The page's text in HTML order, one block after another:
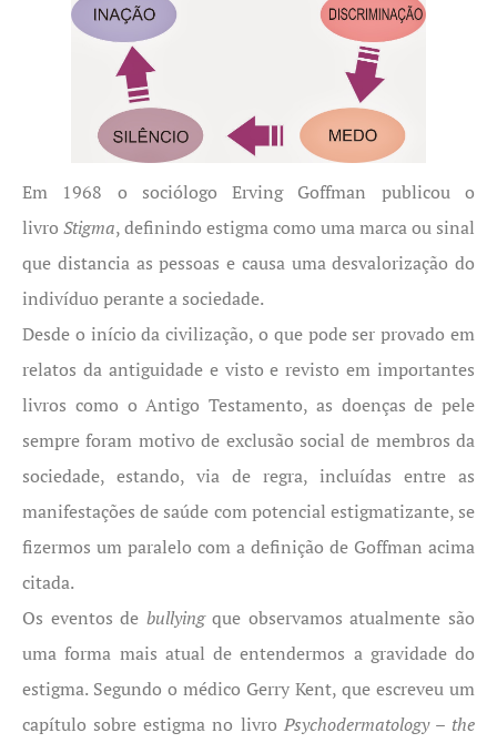
Em 1968 o sociólogo Erving Goffman publicou o
livro Stigma, definindo estigma como uma marca ou sinal
que distancia as pessoas e causa uma desvalorização do
indivíduo perante a sociedade.
Desde o início da civilização, o que pode ser provado em
relatos da antiguidade e visto e revisto em importantes
livros como o Antigo Testamento, as doenças de pele
sempre foram motivo de exclusão social de membros da
sociedade, estando, via de regra, incluídas entre as
manifestações de saúde com potencial estigmatizante, se
fizermos um paralelo com a definição de Goffman acima
citada.
Os eventos de bullyingque observamos atualmente são
uma forma mais atual de entendermos a gravidade do
estigma. Segundo o médico Gerry Kent, que escreveu um
capítulo sobre estigma no livro Psychodermatology – the